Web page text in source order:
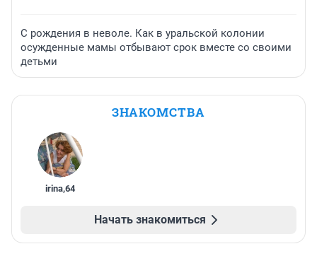
С рождения в неволе. Как в уральской колонии
осужденные мамы отбывают срок вместе со своими
детьми
ЗНАКОМСТВА
irina,64
Начать знакомиться